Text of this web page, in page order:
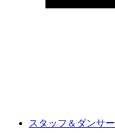
スタッフ＆ダンサー